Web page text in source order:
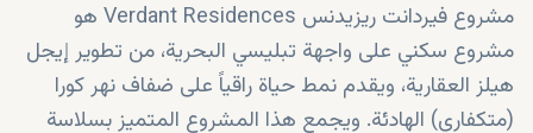
مشروع فيردانت ريزيدنس Verdant Residences هو
مشروع سكني على واجهة تبليسي البحرية، من تطوير إيجل
هيلز العقارية، ويقدم نمط حياة راقياً على ضفاف نهر كورا
(متكفاري) الهادئة. ويجمع هذا المشروع المتميز بسلاسة